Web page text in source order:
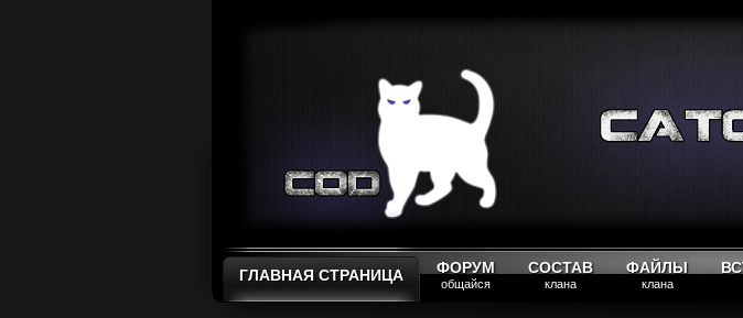
ГЛАВНАЯ СТРАНИЦА ФОРУМ
общайся
СОСТАВ
клана
ФАЙЛЫ
клана